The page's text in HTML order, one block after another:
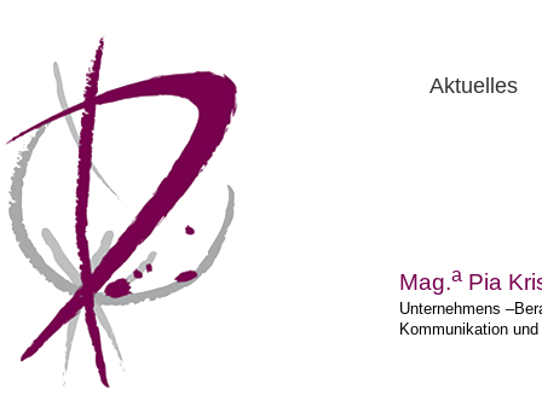
Aktuelles
Mag.a Pia
Unternehmens
Kommunikation